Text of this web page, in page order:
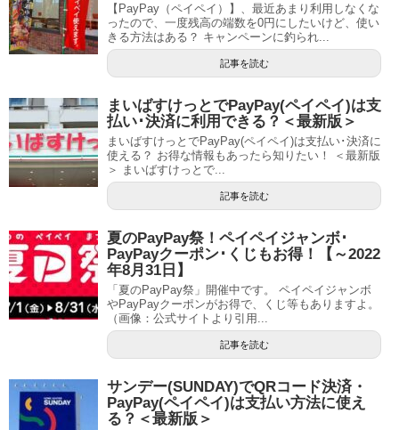
【PayPay（ペイペイ）】、最近あまり利用しなくな
ったので、一度残高の端数を0円にしたいけど、使い
きる方法はある？ キャンペーンに釣られ...
記事を読む
まいばすけっとでPayPay(ペイペイ)は支
払い･決済に利用できる？＜最新版＞
まいばすけっとでPayPay(ペイペイ)は支払い･決済に
使える？ お得な情報もあったら知りたい！ ＜最新版
＞ まいばすけっとで...
記事を読む
夏のPayPay祭！ペイペイジャンボ･
PayPayクーポン･くじもお得！【～2022
年8月31日】
「夏のPayPay祭」開催中です。 ペイペイジャンボ
やPayPayクーポンがお得で、くじ等もありますよ。
（画像：公式サイトより引用...
記事を読む
サンデー(SUNDAY)でQRコード決済・
PayPay(ペイペイ)は支払い方法に使え
る？＜最新版＞